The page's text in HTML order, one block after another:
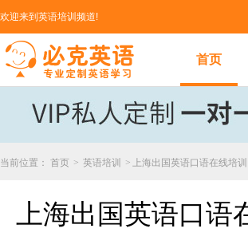
欢迎来到英语培训频道!
首页
当前位置： 首页 > 英语培训 > 上海出国英语口语在线培训
上海出国英语口语